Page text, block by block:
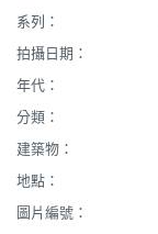
系列：
拍攝日期：
年代：
分類：
建築物：
地點：
圖片編號：